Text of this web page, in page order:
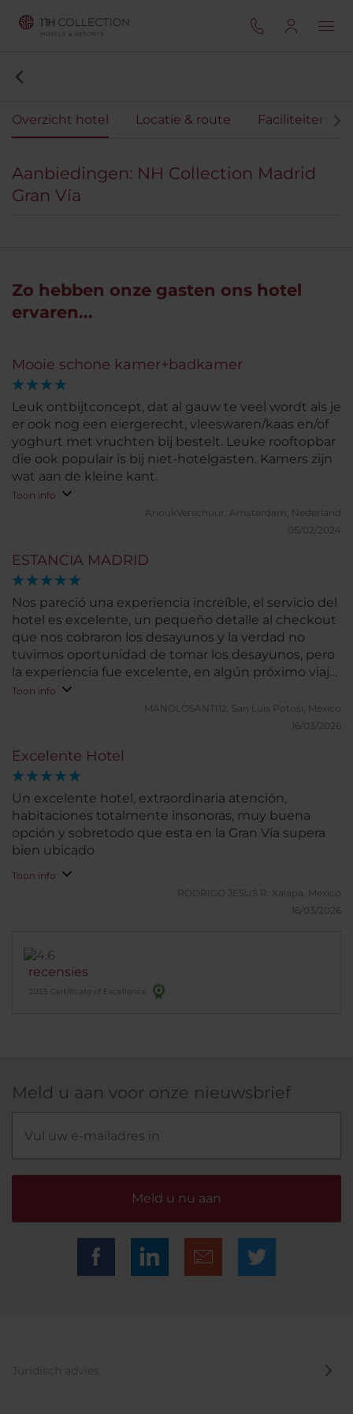
Overzicht hotel Locatie & route Faciliteiten
Aanbiedingen: NH Collection Madrid
Gran Vía
Zo hebben onze gasten ons hotel
ervaren...
Mooie schone kamer+badkamer
Leuk ontbijtconcept, dat al gauw te veel wordt als je
er ook nog een eiergerecht, vleeswaren/kaas en/of
yoghurt met vruchten bij bestelt. Leuke rooftopbar
die ook populair is bij niet-hotelgasten. Kamers zijn
wat aan de kleine kant.
Toon info
AnoukVerschuur. Amsterdam, Nederland
05/02/2024
ESTANCIA MADRID
Nos pareció una experiencia increíble, el servicio del
hotel es excelente, un pequeño detalle al checkout
que nos cobraron los desayunos y la verdad no
tuvimos oportunidad de tomar los desayunos, pero
la experiencia fue excelente, en algún próximo viaje
regresamos al hotel sin ningún problema.
Toon info
MANOLOSANTI12. San Luis Potosi, Mexico
16/03/2026
Excelente Hotel
Un excelente hotel, extraordinaria atención,
habitaciones totalmente insonoras, muy buena
opción y sobretodo que esta en la Gran Vía supera
bien ubicado
Toon info
RODRIGO JESUS R. Xalapa, Mexico
16/03/2026
recensies
2025 Certificate of Excellence
Meld u aan voor onze nieuwsbrief
Meld u nu aan
Juridisch advies